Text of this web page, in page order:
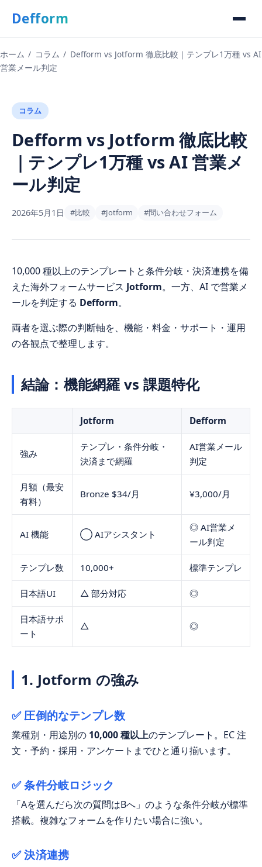
Defform
ホーム / コラム / Defform vs Jotform 徹底比較｜テンプレ1万種 vs AI
営業メール判定
コラム
Defform vs Jotform 徹底比較
｜テンプレ1万種 vs AI 営業メ
ール判定
2026年5月1日 #比較 #Jotform #問い合わせフォーム
10,000 種以上のテンプレートと条件分岐・決済連携を備
えた海外フォームサービス Jotform。一方、AI で営業メ
ールを判定する Defform。
両者を選ぶ際の判断軸を、機能・料金・サポート・運用
の各観点で整理します。
結論：機能網羅 vs 課題特化
Jotform Defform
強み
テンプレ・条件分岐・
決済まで網羅
AI営業メール
判定
月額（最安
有料）
Bronze $34/月 ¥3,000/月
AI 機能 ◯ AIアシスタント
◎ AI営業メ
ール判定
テンプレ数 10,000+ 標準テンプレ
日本語UI △ 部分対応 ◎
日本語サポ
ート
△ ◎
1. Jotform の強み
✅ 圧倒的なテンプレ数
業種別・用途別の 10,000 種以上のテンプレート。EC 注
文・予約・採用・アンケートまでひと通り揃います。
✅ 条件分岐ロジック
「Aを選んだら次の質問はBへ」のような条件分岐が標準
搭載。複雑なフォームを作りたい場合に強い。
✅ 決済連携